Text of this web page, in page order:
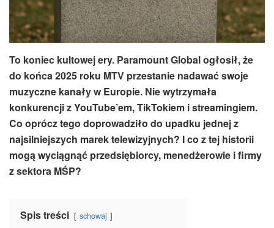
To koniec kultowej ery. Paramount Global ogłosił, że
do końca 2025 roku MTV przestanie nadawać swoje
muzyczne kanały w Europie. Nie wytrzymała
konkurencji z YouTube’em, TikTokiem i streamingiem.
Co oprócz tego doprowadziło do upadku jednej z
najsilniejszych marek telewizyjnych? I co z tej historii
mogą wyciągnąć przedsiębiorcy, menedżerowie i firmy
z sektora MŚP?
Spis treści schowaj